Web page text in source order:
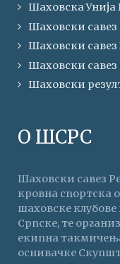
Шаховска Унија
Шаховски
Шаховски савез
Шаховски савез
Шаховски
О ШСРС
Шаховски савез
кровна спортска
шаховске
Српске, те
екипна
оснивачке